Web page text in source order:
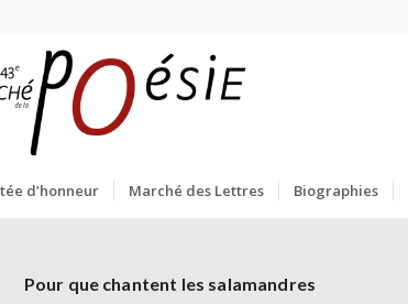
d’honneur Marché des Lettres Biographies
Pour que chantent les salamandres